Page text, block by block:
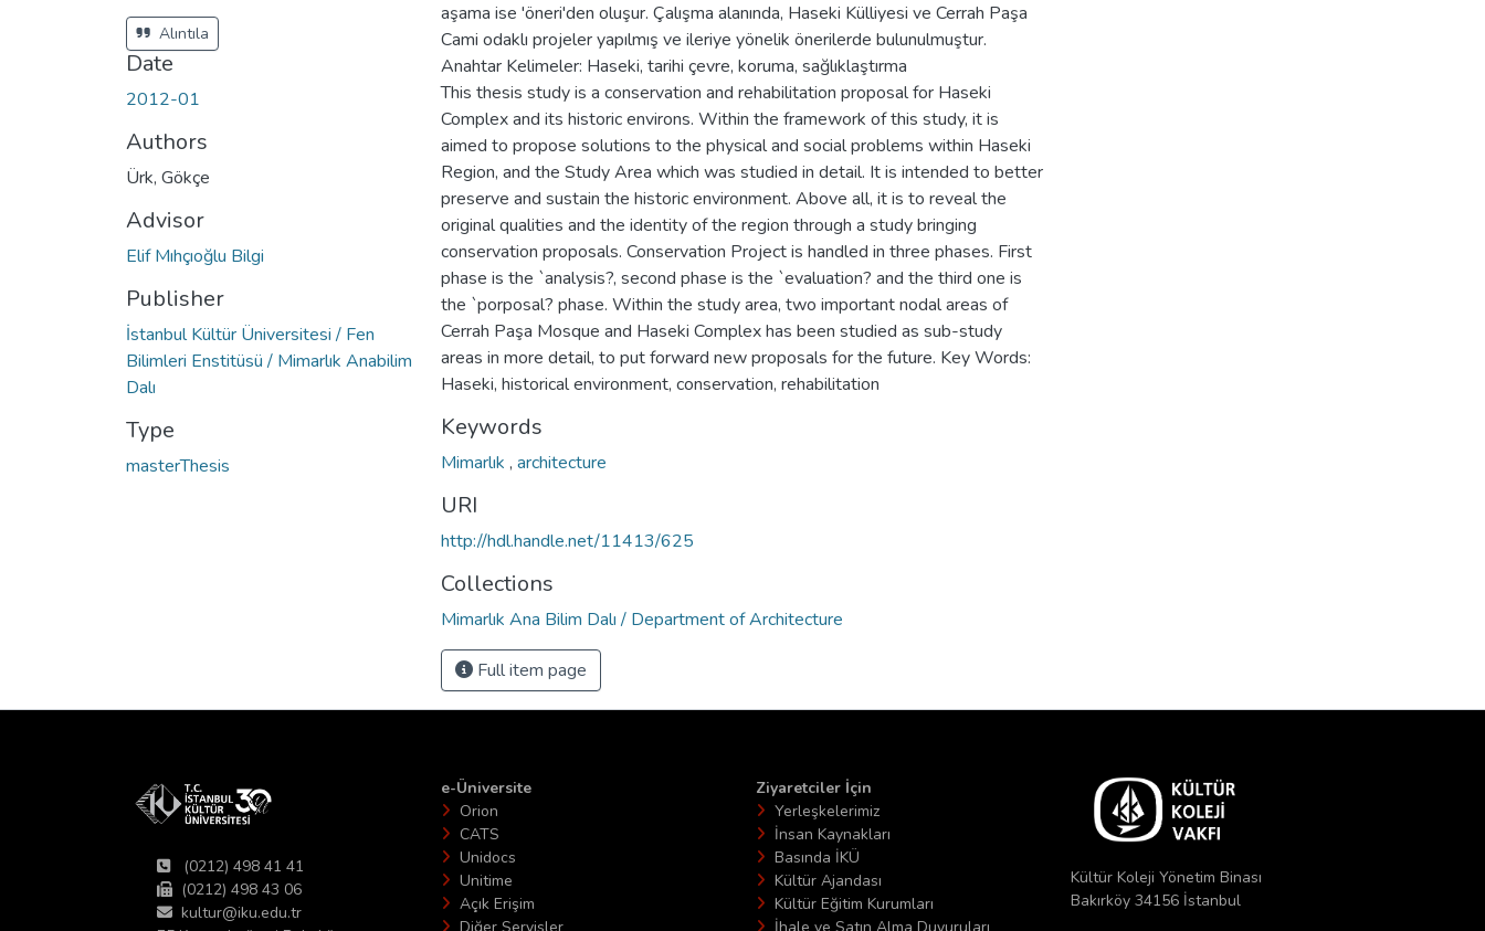
Alıntıla
Date
2012-01
Authors
Ürk, Gökçe
Advisor
Elif Mıhçıoğlu Bilgi
Publisher
İstanbul Kültür Üniversitesi / Fen
Bilimleri Enstitüsü / Mimarlık Anabilim
Dalı
Type
masterThesis
aşama ise 'öneri'den oluşur. Çalışma alanında, Haseki Külliyesi ve Cerrah Paşa
Cami odaklı projeler yapılmış ve ileriye yönelik önerilerde bulunulmuştur.
Anahtar Kelimeler: Haseki, tarihi çevre, koruma, sağlıklaştırma
This thesis study is a conservation and rehabilitation proposal for Haseki
Complex and its historic environs. Within the framework of this study, it is
aimed to propose solutions to the physical and social problems within Haseki
Region, and the Study Area which was studied in detail. It is intended to better
preserve and sustain the historic environment. Above all, it is to reveal the
original qualities and the identity of the region through a study bringing
conservation proposals. Conservation Project is handled in three phases. First
phase is the `analysis?, second phase is the `evaluation? and the third one is
the `porposal? phase. Within the study area, two important nodal areas of
Cerrah Paşa Mosque and Haseki Complex has been studied as sub-study
areas in more detail, to put forward new proposals for the future. Key Words:
Haseki, historical environment, conservation, rehabilitation
Keywords
Mimarlık , architecture
URI
http://hdl.handle.net/11413/625
Collections
Mimarlık Ana Bilim Dalı / Department of Architecture
Full item page
(0212) 498 41 41
(0212) 498 43 06
kultur@iku.edu.tr
e-Üniversite
Orion
CATS
Unidocs
Unitime
Açık Erişim
Ziyaretciler İçin
Yerleşkelerimiz
İnsan Kaynakları
Basında İKÜ
Kültür Ajandası
Kültür Eğitim Kurumları
Kültür Koleji Yönetim Binası
Bakırköy 34156 İstanbul